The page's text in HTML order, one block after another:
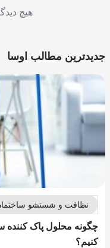
هیچ
جدیدترین مطالب اوسا
نظافت و شستشو
چگونه محلول پاک
کنیم؟